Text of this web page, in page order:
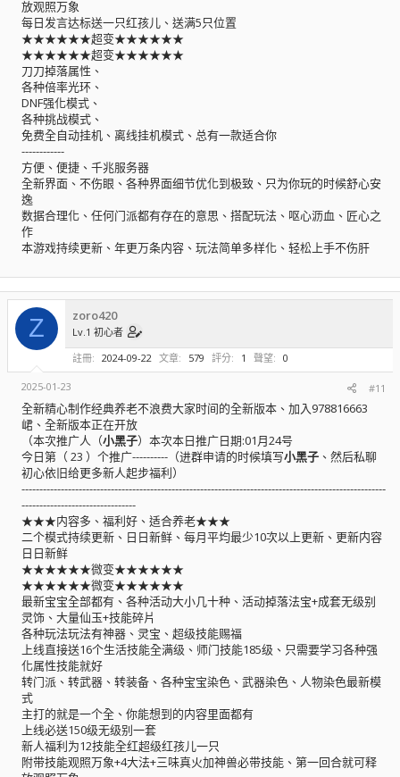
放观照万象
每日发言达标送一只红孩儿、送满5只位置
★★★★★★超变★★★★★★
★★★★★★超变★★★★★★
刀刀掉落属性、
各种倍率光环、
DNF强化模式、
各种挑战模式、
免费全自动挂机、离线挂机模式、总有一款适合你
------------
方便、便捷、千兆服务器
全新界面、不伤眼、各种界面细节优化到极致、只为你玩的时候舒心安
逸
数据合理化、任何门派都有存在的意思、搭配玩法、呕心沥血、匠心之
作
本游戏持续更新、年更万条内容、玩法简单多样化、轻松上手不伤肝
Z zoro420
Lv.1 初心者
註冊
2024-09-22 文章 579 評分 1 聲望 0
2025-01-23 #11
全新精心制作经典养老不浪费大家时间的全新版本、加入978816663
峮、全新版本正在开放
（本次推广人（小黑子）本次本日推广日期:01月24号
今日第（ 23 ）个推广----------（进群申请的时候填写小黑子 、然后私聊
初心依旧给更多新人起步福利）
------------------------------------------------------------------------------------------------------
--------------------------------
★★★内容多、福利好、适合养老★★★
二个模式持续更新、日日新鲜、每月平均最少10次以上更新、更新内容
日日新鲜
★★★★★★微变★★★★★★
★★★★★★微变★★★★★★
最新宝宝全部都有、各种活动大小几十种、活动掉落法宝+成套无级别
灵饰、大量仙玉+技能碎片
各种玩法玩法有神器、灵宝、超级技能赐福
上线直接送16个生活技能全满级、师门技能185级、只需要学习各种强
化属性技能就好
转门派、转武器、转装备、各种宝宝染色、武器染色、人物染色最新模
式
主打的就是一个全、你能想到的内容里面都有
上线必送150级无级别一套
新人福利为12技能全红超级红孩儿一只
附带技能观照万象+4大法+三味真火加神兽必带技能、第一回合就可释